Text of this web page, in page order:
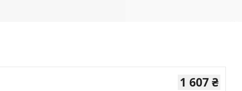
1 607 ₴